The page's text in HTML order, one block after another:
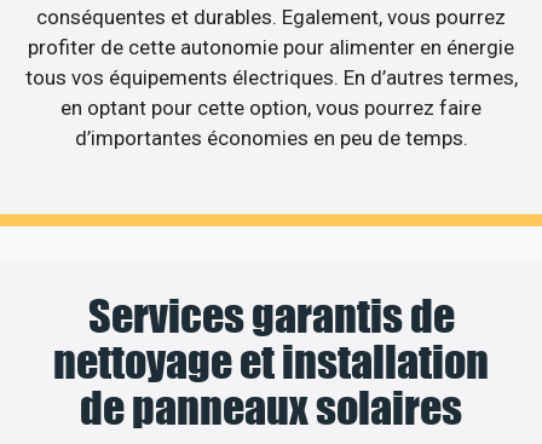
conséquentes et durables. Egalement, vous pourrez
profiter de cette autonomie pour alimenter en énergie
tous vos équipements électriques. En d’autres termes,
en optant pour cette option, vous pourrez faire
d’importantes économies en peu de temps.
Services garantis de
nettoyage et installation
de panneaux solaires